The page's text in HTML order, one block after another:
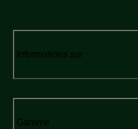
Informations sur
Gamme